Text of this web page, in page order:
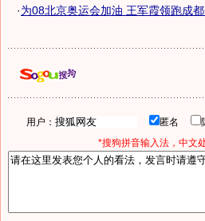
·为08北京奥运会加油 王军霞领跑成都
用户： 匿名
*搜狗拼音输入法，中文